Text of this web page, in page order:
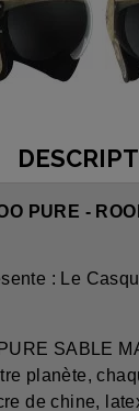
PURE -
: Le
SABLE
planète,
de chine,